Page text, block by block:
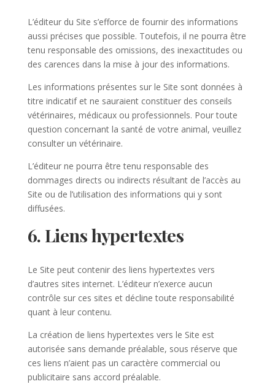
L’éditeur du Site s’efforce de fournir des informations
aussi précises que possible. Toutefois, il ne pourra être
tenu responsable des omissions, des inexactitudes ou
des carences dans la mise à jour des informations.
Les informations présentes sur le Site sont données à
titre indicatif et ne sauraient constituer des conseils
vétérinaires, médicaux ou professionnels. Pour toute
question concernant la santé de votre animal, veuillez
consulter un vétérinaire.
L’éditeur ne pourra être tenu responsable des
dommages directs ou indirects résultant de l’accès au
Site ou de l’utilisation des informations qui y sont
diffusées.
6. Liens hypertextes
Le Site peut contenir des liens hypertextes vers
d’autres sites internet. L’éditeur n’exerce aucun
contrôle sur ces sites et décline toute responsabilité
quant à leur contenu.
La création de liens hypertextes vers le Site est
autorisée sans demande préalable, sous réserve que
ces liens n’aient pas un caractère commercial ou
publicitaire sans accord préalable.